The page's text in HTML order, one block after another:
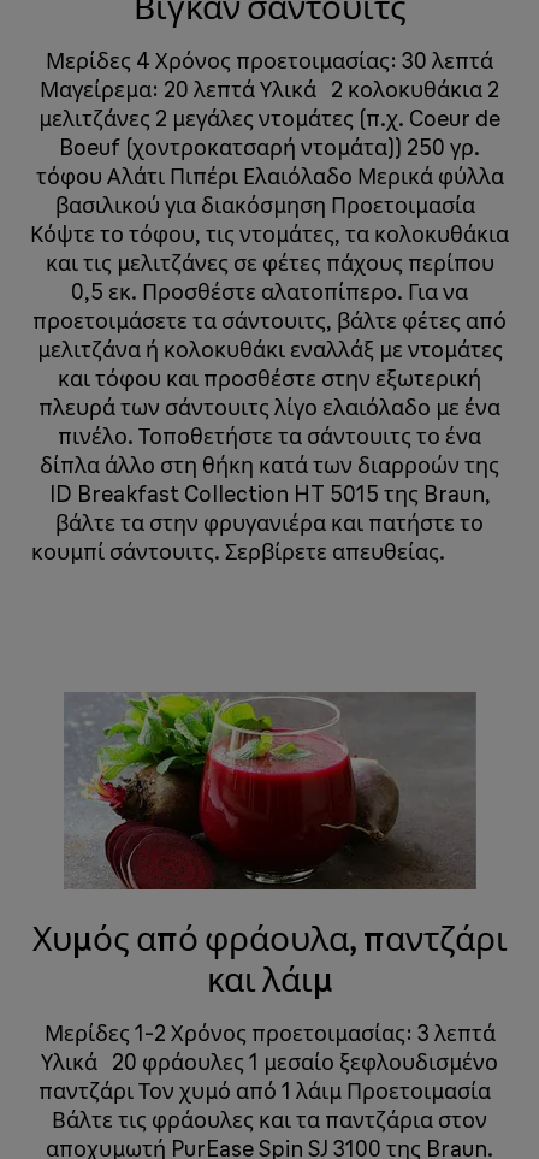
Μερίδες 4 Χρόνος προετοιμασίας: 30 λεπτά
Μαγείρεμα: 20 λεπτά Υλικά 2 κολοκυθάκια 2
μελιτζάνες 2 μεγάλες ντομάτες (π.χ. Coeur de
Boeuf (χοντροκατσαρή ντομάτα)) 250 γρ.
τόφου Αλάτι Πιπέρι Ελαιόλαδο Μερικά φύλλα
βασιλικού για διακόσμηση Προετοιμασία
Κόψτε το τόφου, τις ντομάτες, τα κολοκυθάκια
και τις μελιτζάνες σε φέτες πάχους περίπου
0,5 εκ. Προσθέστε αλατοπίπερο. Για να
προετοιμάσετε τα σάντουιτς, βάλτε φέτες από
μελιτζάνα ή κολοκυθάκι εναλλάξ με ντομάτες
και τόφου και προσθέστε στην εξωτερική
πλευρά των σάντουιτς λίγο ελαιόλαδο με ένα
πινέλο. Τοποθετήστε τα σάντουιτς το ένα
δίπλα άλλο στη θήκη κατά των διαρροών της
ID Breakfast Collection HT 5015 της Braun,
βάλτε τα στην φρυγανιέρα και πατήστε το
κουμπί σάντουιτς. Σερβίρετε απευθείας.
Χυμός από φράουλα, παντζάρι
και λάιμ
Μερίδες 1-2 Χρόνος προετοιμασίας: 3 λεπτά
Υλικά 20 φράουλες 1 μεσαίο ξεφλουδισμένο
παντζάρι Τον χυμό από 1 λάιμ Προετοιμασία
Βάλτε τις φράουλες και τα παντζάρια στον
αποχυμωτή PurEase Spin SJ 3100 της Braun.